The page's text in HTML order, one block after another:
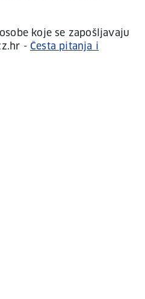
koje se zapošljavaju
- Česta pitanja i